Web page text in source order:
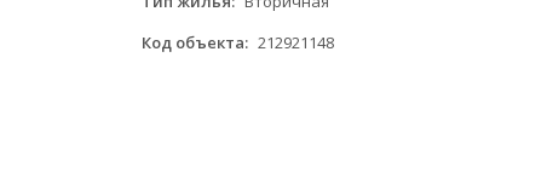
Код объекта: 212921148